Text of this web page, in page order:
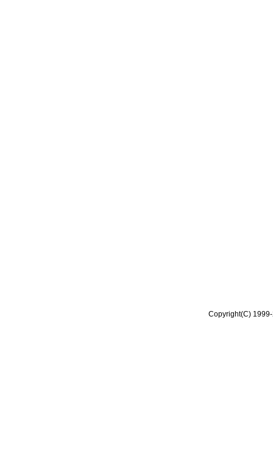
Copyright(C)